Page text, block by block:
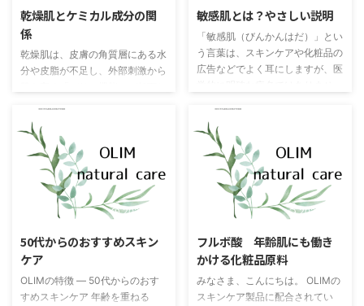
するかで、その日の肌コンディシ
ョンは驚くほど変わります。 ■
入浴後の肌は “水分が逃げていく
状態” にある お風呂から出てタオ
ルで拭いた直後の肌は、一見うる
おっているように見えます。しか
し、実際にはとても不安定 ...
点が支持されています。 石鹸の
安全性とは？ 天然由来の成分か
ら生まれる石鹸 石鹸は植物油や
動物油をアルカリと反応させて作
られる非常にシンプルな洗浄料で
す。この「けん化」という反応の
過程で、天然のグリセリンが生ま
れま ...
乾燥肌とケミカル成分の関
係
乾燥肌は、皮膚の角質層にある水
分や皮脂が不足し、外部刺激から
活習慣、紫外線、エアコンなどさ
まざまですが、意外と見落とされ
がちなのが「化粧品に含まれるケ
ミカル成分（合成成分）」による
影響です。 一般的な化粧品に
は、防腐剤・合成香料・着色料・
合成界面活性剤・シリコーンな
るための化学成分が配合されてい
ます。これらは必ずしも悪いもの
ではなく、適切に使えば安全性は
高く、長期保存や大量生産には欠
敏感肌とは？やさしい説明
「敏感肌（びんかんはだ）」とい
う言葉は、スキンケアや化粧品の
広告などでよく耳にしますが、医
なったり、かゆくなったり、ヒリ
ヒリしたりしやすい状態のことを
指します。 たとえば 季節の変わ
り目に、肌が急にカサつく 乾燥
する季節に、化粧水をつけるとピ
リっとしみる 新しい化粧品を試
のこすれで肌が荒れやすい こう
した経験が頻繁にある方は、自分
の肌を「敏感肌」と感じている場
合が多いです。 なぜ敏感肌にな
2025/8/13
50代からのおすすめスキン
ケア
OLIMの特徴 ― 50代からのおす
すめスキンケア 年齢を重ねる
2025/8/15
フルボ酸 年齢肌にも働き
かける化粧品原料
みなさま、こんにちは。 OLIMの
スキンケア製品に配合されてい